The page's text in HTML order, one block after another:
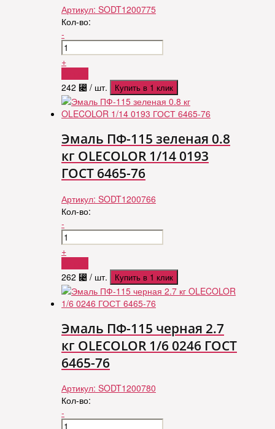
Артикул: SODT1200775
Кол-во:
-
+
242 ⃄ / шт. Купить в 1 клик
Эмаль ПФ-115 зеленая 0.8
кг OLECOLOR 1/14 0193
ГОСТ 6465-76
Артикул: SODT1200766
Кол-во:
-
+
262 ⃄ / шт. Купить в 1 клик
Эмаль ПФ-115 черная 2.7
кг OLECOLOR 1/6 0246 ГОСТ
6465-76
Артикул: SODT1200780
Кол-во:
-